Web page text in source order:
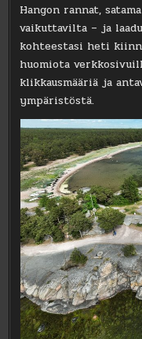
Hangon rannat,
vaikuttavilta – ja
kohteestasi heti
huomiota
klikkausmääriä ja
ympäristöstä.